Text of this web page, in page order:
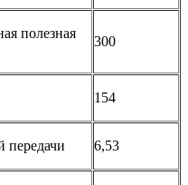
полезная
300
154
передачи 6,53